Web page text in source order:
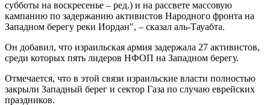
субботы на воскресенье – ред.) и на рассвете массовую
кампанию по задержанию активистов Народного фронта на
Западном берегу реки Иордан", – сказал аль-Тауабта.
Он добавил, что израильская армия задержала 27 активистов,
среди которых пять лидеров НФОП на Западном берегу.
Отмечается, что в этой связи израильские власти полностью
закрыли Западный берег и сектор Газа по случаю еврейских
праздников.